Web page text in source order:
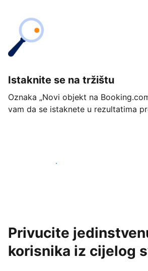
Istaknite se na tržištu
Oznaka „Novi objekt na
vam da se istaknete u rezultatima
Započnite već danas
Privucite
korisnika iz cijelog